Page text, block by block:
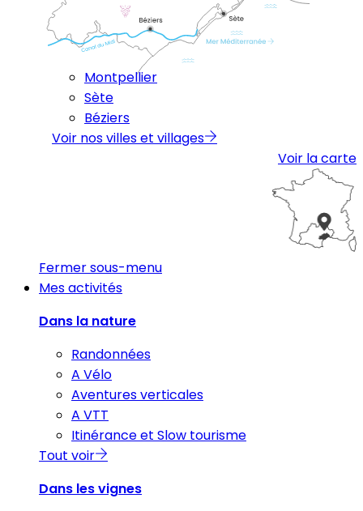
Montpellier
Sète
Béziers
Voir nos villes et villages
Voir la carte
Fermer sous-menu
Mes activités
Dans la nature
Randonnées
A Vélo
Aventures verticales
A VTT
Itinérance et Slow tourisme
Tout voir
Dans les vignes